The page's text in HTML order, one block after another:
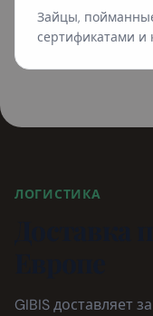
Зайцы,
сертификатами и
ЛОГИСТИКА
GIBIS доставляет